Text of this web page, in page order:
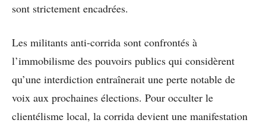
sont strictement encadrées.
Les militants anti-corrida sont confrontés à
l’immobilisme des pouvoirs publics qui considèrent
qu’une interdiction entraînerait une perte notable de
voix aux prochaines élections. Pour occulter le
clientélisme local, la corrida devient une manifestation